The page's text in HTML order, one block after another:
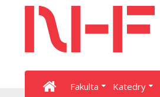
Fakulta Katedry